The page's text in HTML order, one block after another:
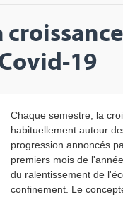
19
Chaque semestre, la
habituellement autour
progression annoncés
premiers mois de
du ralentissement de
confinement. Le